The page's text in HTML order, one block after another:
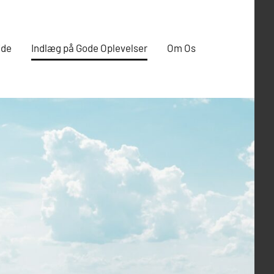
Indlæg på Gode Oplevelser Om Os